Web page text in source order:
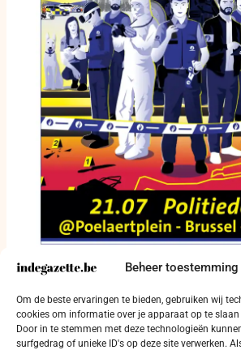
Beheer toestemming
Om de beste ervaringen te bieden, gebruiken wij
cookies om informatie over je apparaat op te
Door in te stemmen met deze technologieën
surfgedrag of unieke ID's op deze site verwerken.
Een dode in het Politiedorp:
onderzoeken een gespeelde
19 juli 2026